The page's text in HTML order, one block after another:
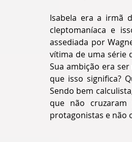
Isabela era a irmã
cleptomaníaca e
assediada por
vítima de uma série
Sua ambição era
que isso significa?
Sendo bem
que não
protagonistas e não